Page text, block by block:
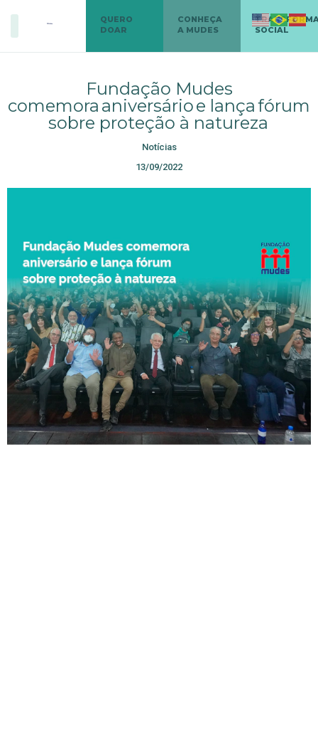
QUERO
DOAR
CONHEÇA
A MUDES
SOCIAL
Fundação Mudes
comemora aniversário e lança fórum
sobre proteção à natureza
Notícias
13/09/2022